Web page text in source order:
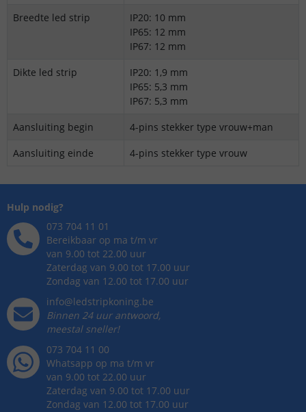
Breedte led strip
IP20: 10 mm
IP65: 12 mm
IP67: 12 mm
Dikte led strip
IP20: 1,9 mm
IP65: 5,3 mm
IP67: 5,3 mm
Aansluiting begin
4-pins stekker type vrouw+man
Aansluiting einde
4-pins stekker type vrouw
Hulp nodig?
073 704 11 01
Bereikbaar op ma t/m vr
van 9.00 tot 22.00 uur
Zaterdag van 9.00 tot 17.00 uur
Zondag van 12.00 tot 17.00 uur
info@ledstripkoning.be
Binnen 24 uur antwoord,
meestal sneller!
073 704 11 00
Whatsapp op ma t/m vr
van 9.00 tot 22.00 uur
Zaterdag van 9.00 tot 17.00 uur
Zondag van 12.00 tot 17.00 uur